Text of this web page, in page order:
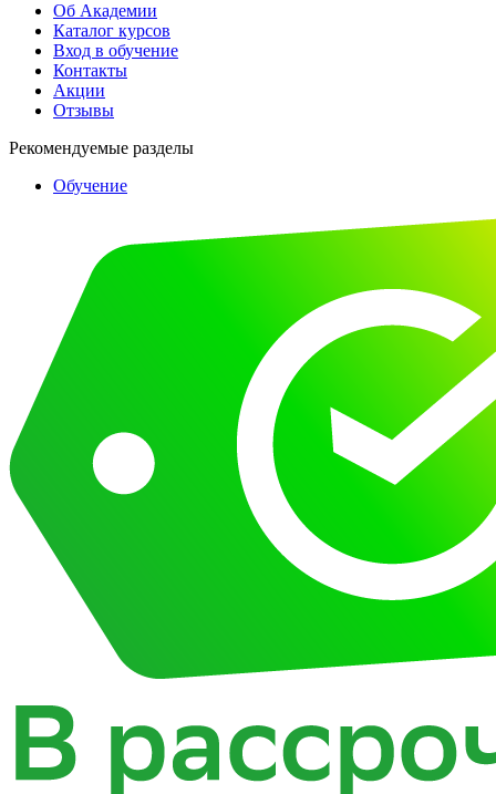
Об Академии
Каталог курсов
Вход в обучение
Контакты
Акции
Отзывы
Рекомендуемые разделы
Обучение